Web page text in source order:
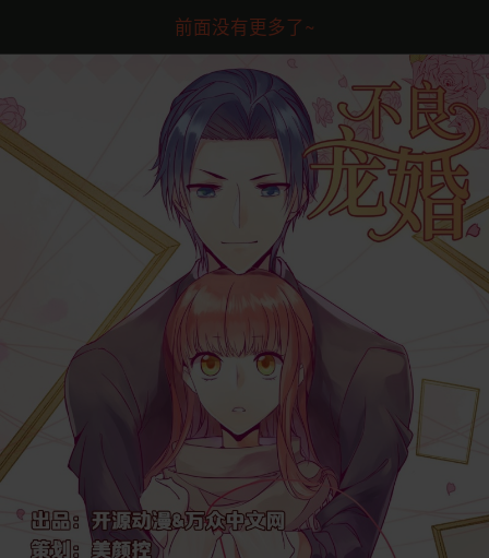
前面没有更多了~